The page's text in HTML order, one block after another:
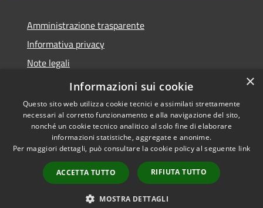
Amministrazione trasparente
Informativa privacy
Note legali
Dichiarazione di accessibilità
Accessibilità
Copyright © 2026 • Comune di
Lettomanoppello • Powered by
Municipium•
Accesso
redazione
×
Informazioni sui cookie
Questo sito web utilizza cookie tecnici e assimilati strettamente
necessari al corretto funzionamento e alla navigazione del sito,
nonché un cookie tecnico analitico al solo fine di elaborare
informazioni statistiche, aggregate e anonime.
Per maggiori dettagli, può consultare la cookie policy al seguente link
ACCETTA TUTTO RIFIUTA TUTTO
MOSTRA DETTAGLI